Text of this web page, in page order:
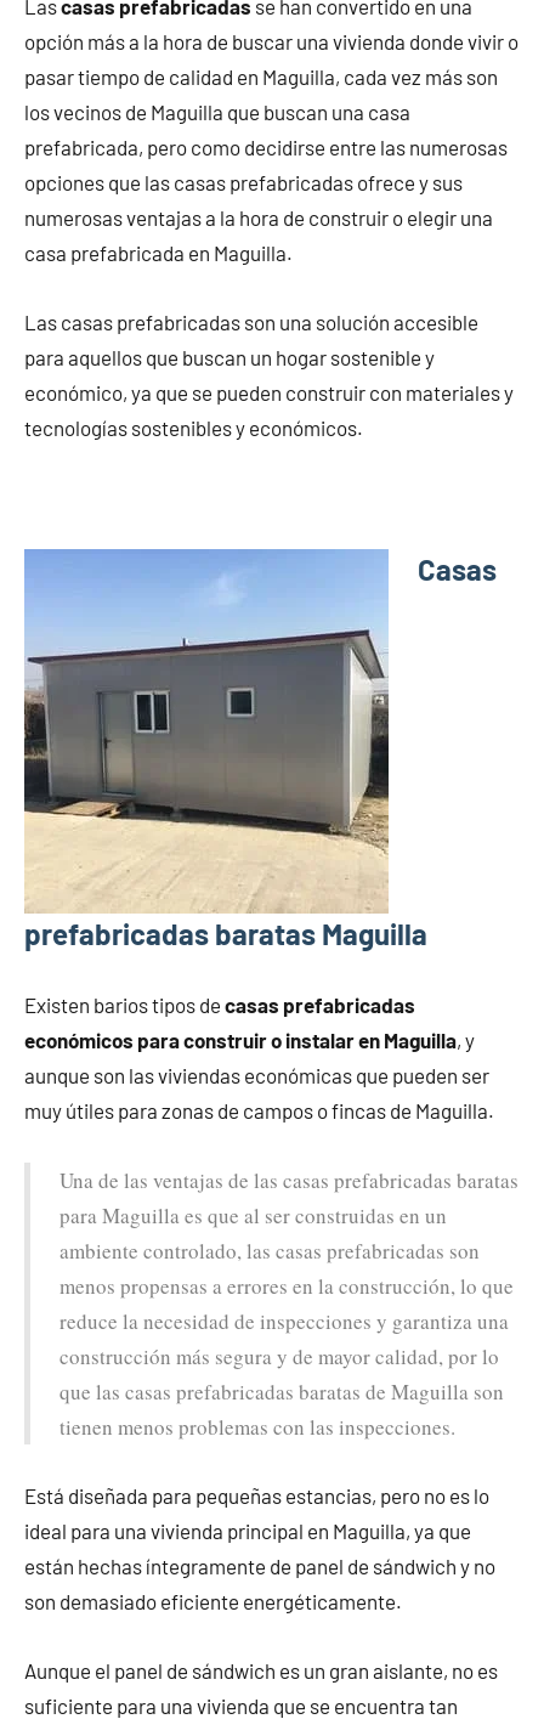
Lascasas prefabricadas se han convertido en una
opción más a la hora de buscar una vivienda donde vivir o
pasar tiempo de calidad en Maguilla, cada vez más son
los vecinos de Maguilla que buscan una casa
prefabricada, pero como decidirse entre las numerosas
opciones que las casas prefabricadas ofrece y sus
numerosas ventajas a la hora de construir o elegir una
casa prefabricada en Maguilla.
Las casas prefabricadas son una solución accesible
para aquellos que buscan un hogar sostenible y
económico, ya que se pueden construir con materiales y
tecnologías sostenibles y económicos.
Casas
prefabricadas baratas Maguilla
Existen barios tipos de casas prefabricadas
económicos para construir o instalar en Maguilla, y
aunque son las viviendas económicas que pueden ser
muy útiles para zonas de campos o fincas de Maguilla.
Una de las ventajas de las casas prefabricadas baratas
para Maguilla es que al ser construidas en un
ambiente controlado, las casas prefabricadas son
menos propensas a errores en la construcción, lo que
reduce la necesidad de inspecciones y garantiza una
construcción más segura y de mayor calidad, por lo
que las casas prefabricadas baratas de Maguilla son
tienen menos problemas con las inspecciones.
Está diseñada para pequeñas estancias, pero no es lo
ideal para una vivienda principal en Maguilla, ya que
están hechas íntegramente de panel de sándwich y no
son demasiado eficiente energéticamente.
Aunque el panel de sándwich es un gran aislante, no es
suficiente para una vivienda que se encuentra tan